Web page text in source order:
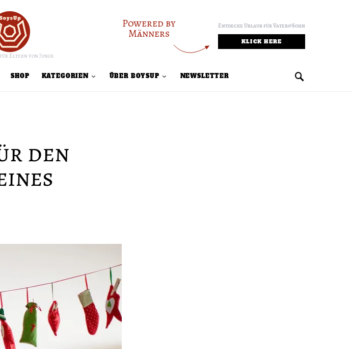
Eltern von Jungs
Powered by
Männers
Entdecke Urlaub für Vater&Sohn
KLICK HERE
SHOP KATEGORIEN ÜBER BOYSUP NEWSLETTER
den